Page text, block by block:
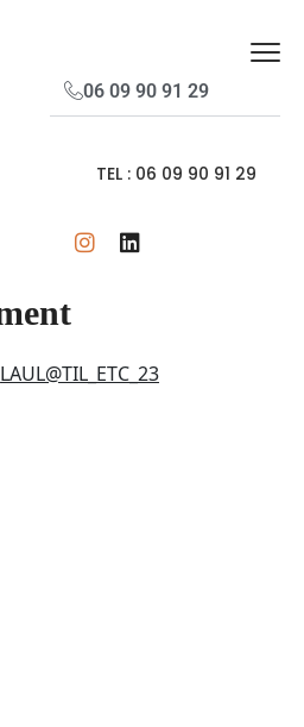
06 09 90 91 29
TEL : 06 09 90 91 29
LAUL@TIL_ETC_23